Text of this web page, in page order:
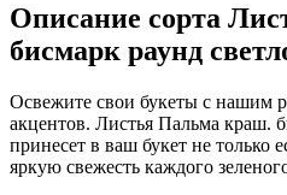
Описание сорта
бисмарк раунд
Освежите свои букеты с нашим
акцентов. Листья Пальма краш.
принесет в ваш букет не только
яркую свежесть каждого